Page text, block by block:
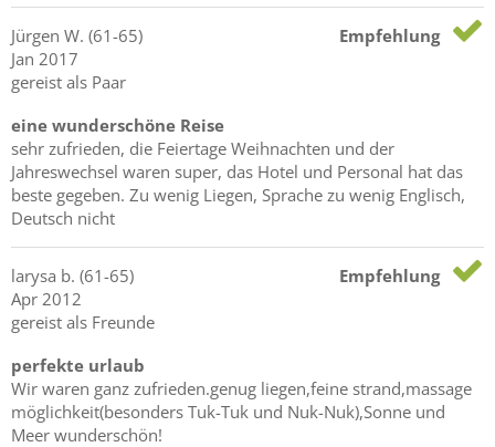
Jürgen W. (61-65)
Jan 2017
gereist als Paar
Empfehlung
eine wunderschöne Reise
sehr zufrieden, die Feiertage Weihnachten und der
Jahreswechsel waren super, das Hotel und Personal hat das
beste gegeben. Zu wenig Liegen, Sprache zu wenig Englisch,
Deutsch nicht
larysa b. (61-65)
Apr 2012
gereist als Freunde
Empfehlung
perfekte urlaub
Wir waren ganz zufrieden.genug liegen,feine strand,massage
möglichkeit(besonders Tuk-Tuk und Nuk-Nuk),Sonne und
Meer wunderschön!